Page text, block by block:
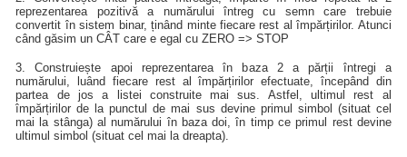
reprezentarea pozitivă a numărului întreg cu semn care trebuie
convertit în sistem binar, ținând minte fiecare rest al împărțirilor. Atunci
când găsim un CÂT care e egal cu ZERO => STOP
3. Construiește apoi reprezentarea în baza 2 a părții întregi a
numărului, luând fiecare rest al împărțirilor efectuate, începând din
partea de jos a listei construite mai sus. Astfel, ultimul rest al
împărțirilor de la punctul de mai sus devine primul simbol (situat cel
mai la stânga) al numărului în baza doi, în timp ce primul rest devine
ultimul simbol (situat cel mai la dreapta).